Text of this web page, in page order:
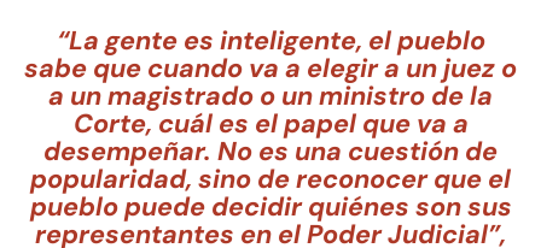
“La gente es inteligente, el pueblo
sabe que cuando va a elegir a un juez o
a un magistrado o un ministro de la
Corte, cuál es el papel que va a
desempeñar. No es una cuestión de
popularidad, sino de reconocer que el
pueblo puede decidir quiénes son sus
representantes en el Poder Judicial”,